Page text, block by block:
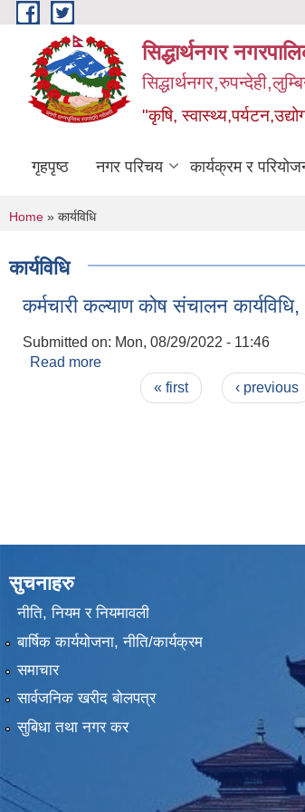
Skip to main content
सिद्धार्थनगर
"कृषि,
गृहपृष्ठ नगर परिचय कार्यक्रम र
You are here
Home » कार्यविधि
कार्यविधि
कर्मचारी कल्याण कोष संचालन
Submitted on: Mon, 08/29/2022 - 11:46
Read more
« first ‹ previous
सुचनाहरु
नीति, नियम र नियमावली
बार्षिक कार्ययोजना, नीति/कार्यक्रम
समाचार
सार्वजनिक खरीद बोलपत्र
सुबिधा तथा नगर कर